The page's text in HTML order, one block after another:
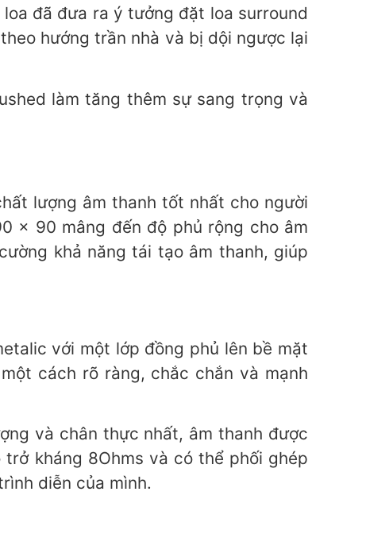
đã đưa ra ý tưởng đặt loa surround
hướng trần nhà và bị dội ngược lại
làm tăng thêm sự sang trọng và
lượng âm thanh tốt nhất cho người
x 90 mâng đến độ phủ rộng cho âm
khả năng tái tạo âm thanh, giúp
với một lớp đồng phủ lên bề mặt
cách rõ ràng, chắc chắn và mạnh
và chân thực nhất, âm thanh được
kháng 8Ohms và có thể phối ghép
diễn của mình.